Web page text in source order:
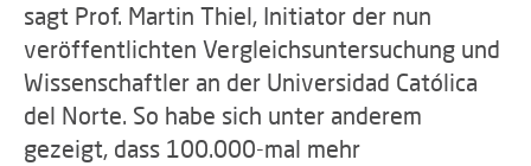
sagt Prof. Martin Thiel, Initiator der nun
veröffentlichten Vergleichsuntersuchung und
Wissenschaftler an der Universidad Católica
del Norte. So habe sich unter anderem
gezeigt, dass 100.000-mal mehr